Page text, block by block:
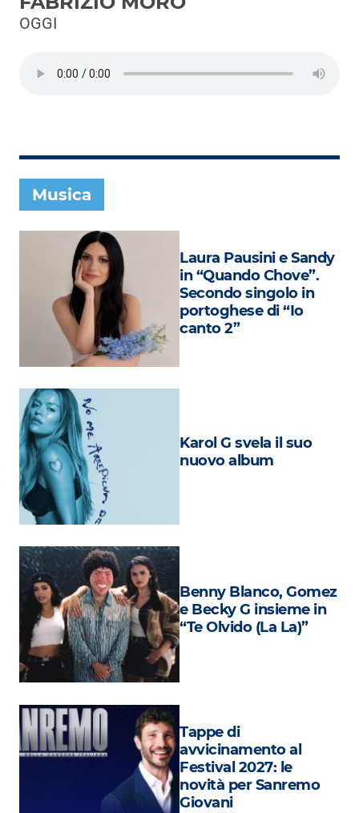
Radio Suby
Foto
Speciali
Oroscopo
Radio Subasio Music Club
Sanremo 2026
News
Musica
Cultura
Attualità
Costume
Extra
Eventi
OGGI
Musica
Laura Pausini e Sandy
in “Quando Chove”.
Secondo singolo in
portoghese di “Io
canto 2”
Karol G svela il suo
nuovo album
Benny Blanco, Gomez
e Becky G insieme in
“Te Olvido (La La)”
Tappe di
avvicinamento al
Festival 2027: le
novità per Sanremo
Giovani